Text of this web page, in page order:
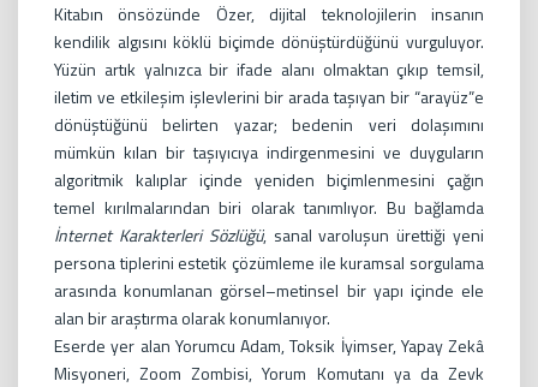
Kitabın önsözünde Özer, dijital teknolojilerin insanın
kendilik algısını köklü biçimde dönüştürdüğünü vurguluyor.
Yüzün artık yalnızca bir ifade alanı olmaktan çıkıp temsil,
iletim ve etkileşim işlevlerini bir arada taşıyan bir “arayüz”e
dönüştüğünü belirten yazar; bedenin veri dolaşımını
mümkün kılan bir taşıyıcıya indirgenmesini ve duyguların
algoritmik kalıplar içinde yeniden biçimlenmesini çağın
temel kırılmalarından biri olarak tanımlıyor. Bu bağlamda
İnternet Karakterleri Sözlüğü, sanal varoluşun ürettiği yeni
persona tiplerini estetik çözümleme ile kuramsal sorgulama
arasında konumlanan görsel–metinsel bir yapı içinde ele
alan bir araştırma olarak konumlanıyor.
Eserde yer alan Yorumcu Adam, Toksik İyimser, Yapay Zekâ
Misyoneri, Zoom Zombisi, Yorum Komutanı ya da Zevk